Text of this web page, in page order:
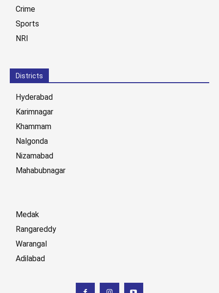
Crime
Sports
NRI
Districts
Hyderabad
Karimnagar
Khammam
Nalgonda
Nizamabad
Mahabubnagar
Medak
Rangareddy
Warangal
Adilabad